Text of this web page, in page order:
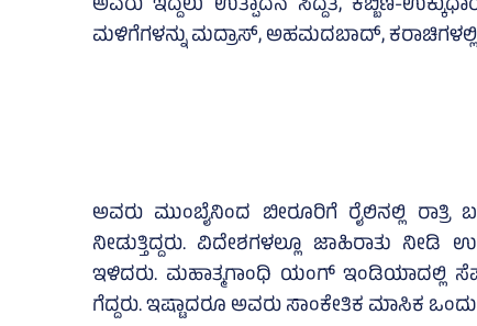
ಅವರು ಇದ್ದಲು ಉತ್ಪಾದನೆ ಸಿದ್ದತೆ, ಕಬ್ಬಿಣ-
ಮಳಿಗೆಗಳನ್ನು ಮದ್ರಾಸ್, ಅಹಮದಬಾದ್, ಕರಾಚಿಗಳಲ್ಲಿ
ಅವರು ಮುಂಬೈನಿಂದ ಬೀರೂರಿಗೆ ರೈಲಿನಲ್ಲಿ
ನೀಡುತ್ತಿದ್ದರು. ವಿದೇಶಗಳಲ್ಲೂ ಜಾಹಿರಾತು ನೀಡಿ
ಇಳಿದರು. ಮಹಾತ್ಮಗಾಂಧಿ ಯಂಗ್ ಇಂಡಿಯಾದಲ್ಲಿ
ಗೆದ್ದರು. ಇಷ್ಟಾದರೂ ಅವರು ಸಾಂಕೇತಿಕ ಮಾಸಿಕ